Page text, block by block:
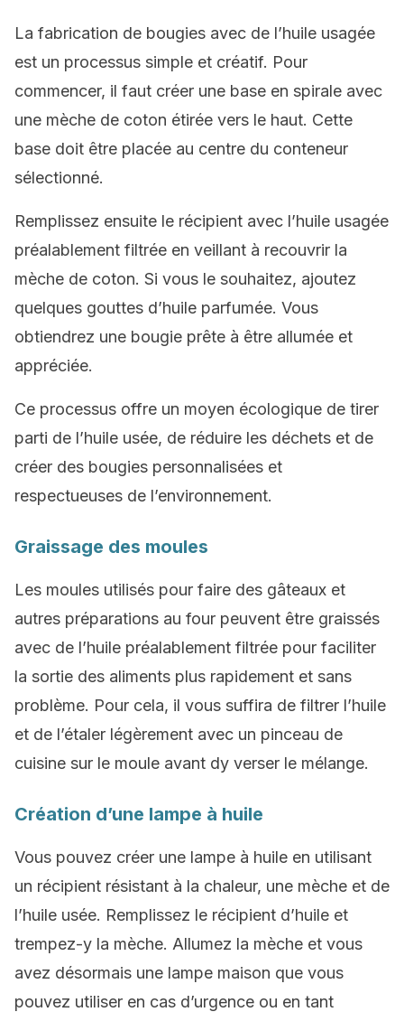
La fabrication de bougies avec de l’huile usagée
est un processus simple et créatif. Pour
commencer, il faut créer une base en spirale avec
une mèche de coton étirée vers le haut. Cette
base doit être placée au centre du conteneur
sélectionné.
Remplissez ensuite le récipient avec l’huile usagée
préalablement filtrée en veillant à recouvrir la
mèche de coton. Si vous le souhaitez, ajoutez
quelques gouttes d’huile parfumée. Vous
obtiendrez une bougie prête à être allumée et
appréciée.
Ce processus offre un moyen écologique de tirer
parti de l’huile usée, de réduire les déchets et de
créer des bougies personnalisées et
respectueuses de l’environnement.
Graissage des moules
Les moules utilisés pour faire des gâteaux et
autres préparations au four peuvent être graissés
avec de l’huile préalablement filtrée pour faciliter
la sortie des aliments plus rapidement et sans
problème. Pour cela, il vous suffira de filtrer l’huile
et de l’étaler légèrement avec un pinceau de
cuisine sur le moule avant dy verser le mélange.
Création d’une lampe à huile
Vous pouvez créer une lampe à huile en utilisant
un récipient résistant à la chaleur, une mèche et de
l’huile usée. Remplissez le récipient d’huile et
trempez-y la mèche. Allumez la mèche et vous
avez désormais une lampe maison que vous
pouvez utiliser en cas d’urgence ou en tant